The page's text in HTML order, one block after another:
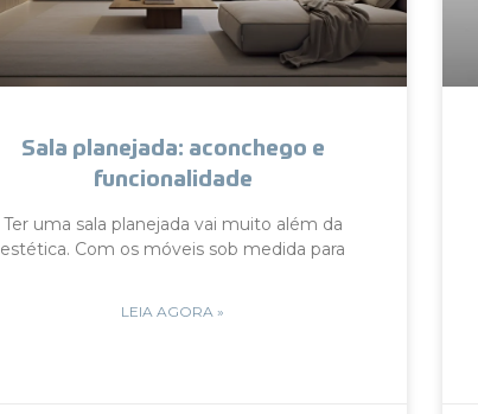
Sala planejada: aconchego e
funcionalidade
Ter uma sala planejada vai muito além da
estética. Com os móveis sob medida para
LEIA AGORA »